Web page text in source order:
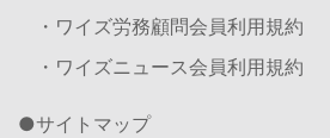
・ワイズ労務顧問会員利用規約
・ワイズニュース会員利用規約
サイトマップ